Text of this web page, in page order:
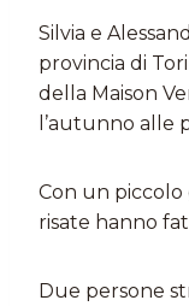
Silvia e
provincia di
della Maison
l’autunno alle
Con un piccolo
risate hanno
Due persone